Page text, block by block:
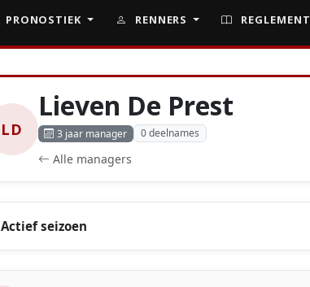
PRONOSTIEK RENNERS REGLEMENT
LD
Lieven De Prest
3 jaar manager 0 deelnames
Alle managers
Actief seizoen